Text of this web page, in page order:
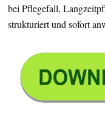
bei Pflegefall,
strukturiert und sofort